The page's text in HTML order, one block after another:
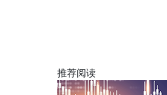
黄金
推荐阅读